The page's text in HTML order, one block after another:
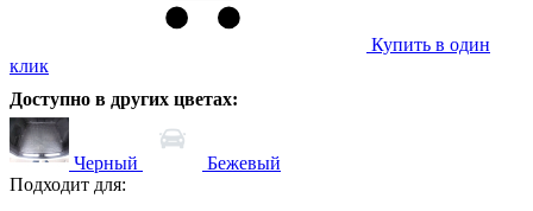
Купить в один
клик
Доступно в других цветах:
Черный
Бежевый
Подходит для: